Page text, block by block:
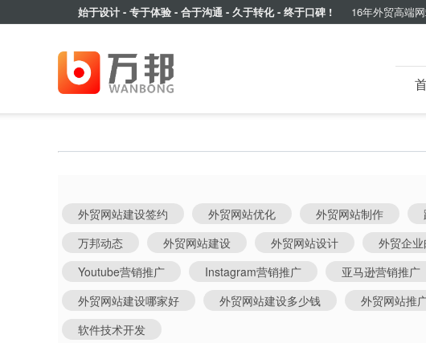
始于设计 - 专于体验 - 合于沟通 - 久于转化 - 终于口碑 !16年外贸高端网站
外贸网站建设签约 外贸网站优化 外贸网站制作
万邦动态
外贸网站建设 外贸网站设计 外贸企
Youtube营销推广
Instagram营销推广 亚马逊营销推广
外贸网站建设哪家好
外贸网站建设多少钱 外贸网站推
软件技术开发